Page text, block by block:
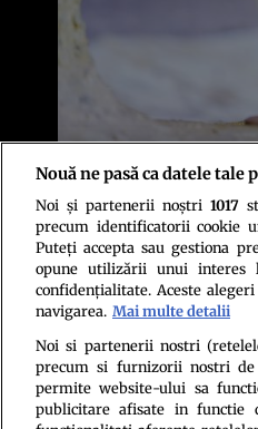
Foto: Shutterstock
Nouă ne pasă ca datele
Noi și partenerii noștri 1017
precum identificatorii cookie
Puteți accepta sau gestiona
opune utilizării unui interes
confidențialitate. Aceste
navigarea. Mai multe detalii
Noi si partenerii nostri
precum si furnizorii nostri
permite website-ului sa
publicitare afisate in functie